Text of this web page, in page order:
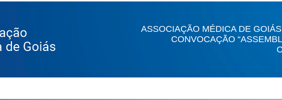
ASSOCIAÇÃO MÉDICA DE
CONVOCAÇÃO